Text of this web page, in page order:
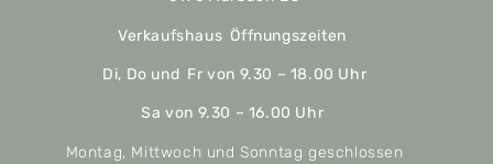
Verkaufshaus Öffnungszeiten
Di, Do und Fr von 9.30 – 18.00 Uhr
Sa von 9.30 – 16.00 Uhr
Montag, Mittwoch und Sonntag geschlossen